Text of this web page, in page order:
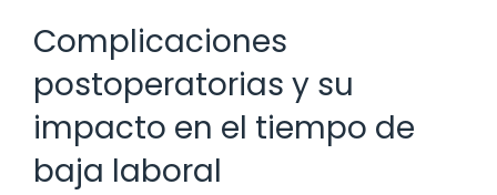
Complicaciones
postoperatorias y su
impacto en el tiempo de
baja laboral